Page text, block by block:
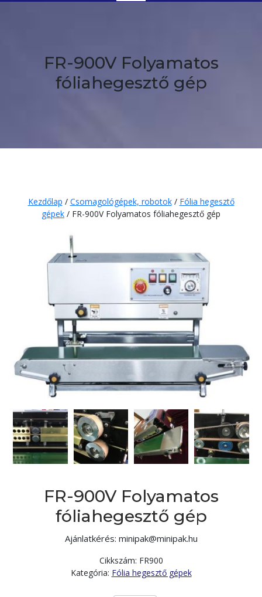
Button
FR-900V Folyamatos
fóliahegesztő gép
Kezdőlap / Csomagológépek, robotok/ Fólia hegesztő
gépek / FR-900V Folyamatos fóliahegesztő gép
FR-900V Folyamatos
fóliahegesztő gép
Ajánlatkérés: minipak@minipak.hu
Cikkszám: FR900
Kategória: Fólia hegesztő gépek